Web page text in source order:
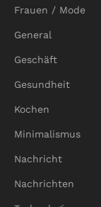
Frauen / Mode
General
Geschäft
Gesundheit
Kochen
Minimalismus
Nachricht
Nachrichten